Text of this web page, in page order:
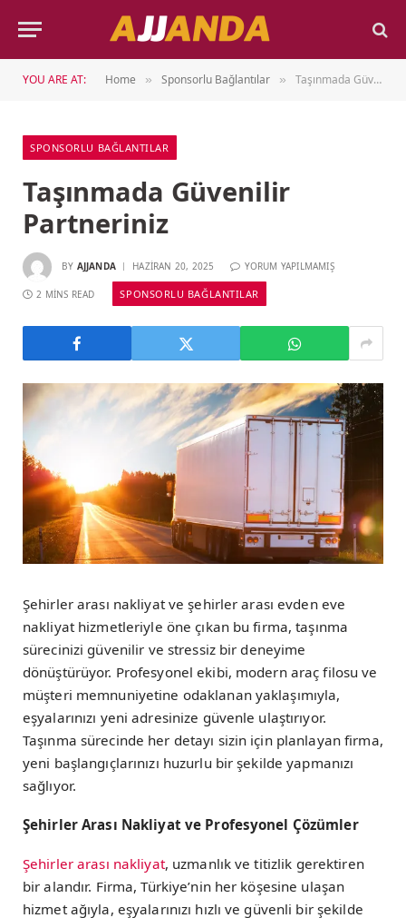
YOU ARE AT: Home » Sponsorlu Bağlantılar » Taşınmada Güvenilir Partneriniz
SPONSORLU BAĞLANTILAR
Taşınmada Güvenilir
Partneriniz
BY AJJANDA HAZIRAN 20, 2025 YORUM YAPILMAMIŞ
2 MINS READ SPONSORLU BAĞLANTILAR
Şehirler arası nakliyat ve şehirler arası evden eve
nakliyat hizmetleriyle öne çıkan bu firma, taşınma
sürecinizi güvenilir ve stressiz bir deneyime
dönüştürüyor. Profesyonel ekibi, modern araç filosu ve
müşteri memnuniyetine odaklanan yaklaşımıyla,
eşyalarınızı yeni adresinize güvenle ulaştırıyor.
Taşınma sürecinde her detayı sizin için planlayan firma,
yeni başlangıçlarınızı huzurlu bir şekilde yapmanızı
sağlıyor.
Şehirler Arası Nakliyat ve Profesyonel Çözümler
Şehirler arası nakliyat, uzmanlık ve titizlik gerektiren
bir alandır. Firma, Türkiye’nin her köşesine ulaşan
hizmet ağıyla, eşyalarınızı hızlı ve güvenli bir şekilde